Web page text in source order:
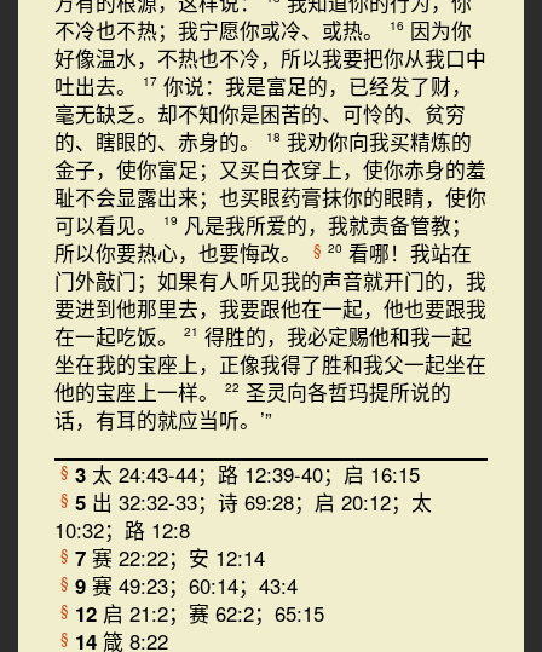
不冷也不热；我宁愿你或冷、或热。
16 因为你
好像温水，不热也不冷，所以我要把你从我口中
吐出去。
17 你说：我是富足的，已经发了财，
毫无缺乏。却不知你是困苦的、可怜的、贫穷
的、瞎眼的、赤身的。
18 我劝你向我买精炼的
金子，使你富足；又买白衣穿上，使你赤身的羞
耻不会显露出来；也买眼药膏抹你的眼睛，使你
可以看见。
19 凡是我所爱的，我就责备管教；
所以你要热心，也要悔改。
§ 20 看哪！我站在
门外敲门；如果有人听见我的声音就开门的，我
要进到他那里去，我要跟他在一起，他也要跟我
在一起吃饭。
21 得胜的，我必定赐他和我一起
坐在我的宝座上，正像我得了胜和我父一起坐在
他的宝座上一样。
22 圣灵向各哲玛提所说的
话，有耳的就应当听。’”
§ 3 太 24:43-44；路 12:39-40；启 16:15
§ 5 出 32:32-33；诗 69:28；启 20:12；太
10:32；路 12:8
§ 7 赛 22:22；安 12:14
§ 9 赛 49:23；60:14；43:4
§ 12 启 21:2；赛 62:2；65:15
§ 14 箴 8:22